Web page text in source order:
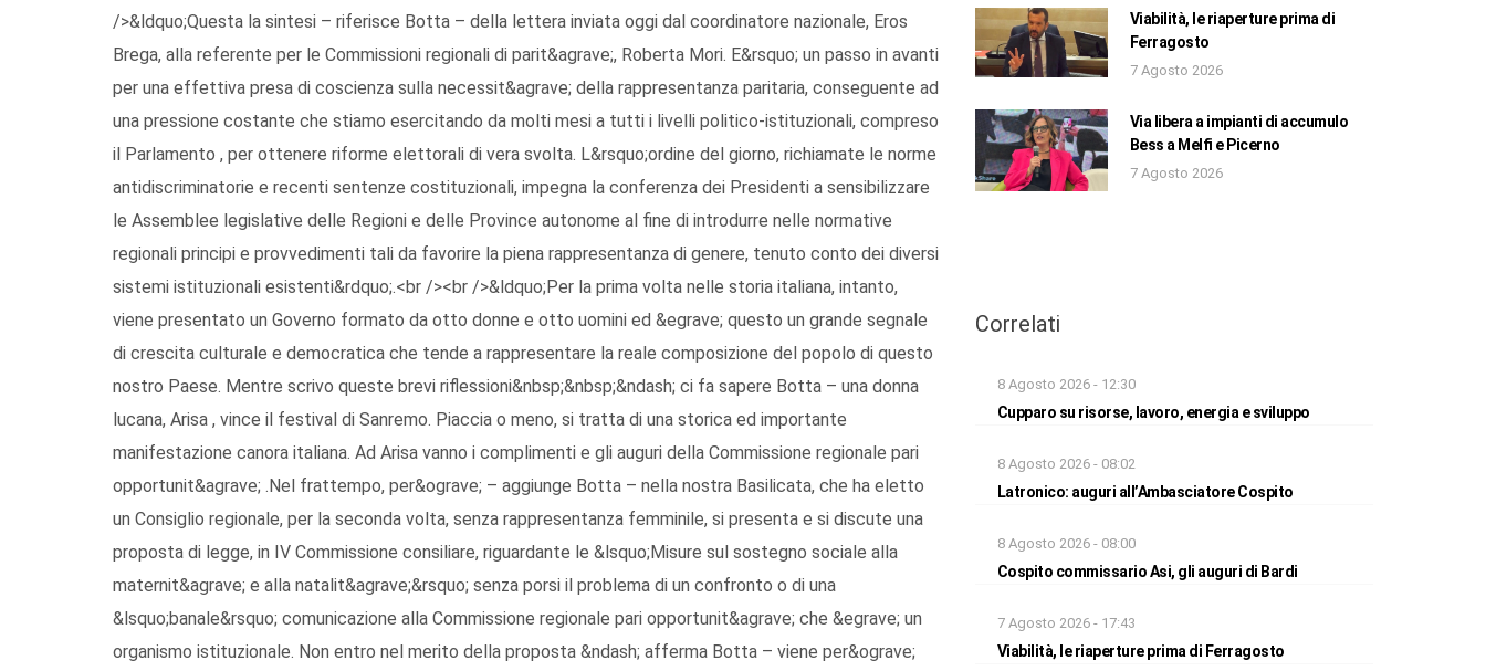
/>&ldquo;Questa la sintesi – riferisce Botta – della lettera inviata oggi dal coordinatore nazionale, Eros
Brega, alla referente per le Commissioni regionali di parit&agrave;, Roberta Mori. E&rsquo; un passo in avanti
per una effettiva presa di coscienza sulla necessit&agrave; della rappresentanza paritaria, conseguente ad
una pressione costante che stiamo esercitando da molti mesi a tutti i livelli politico-istituzionali, compreso
il Parlamento , per ottenere riforme elettorali di vera svolta. L&rsquo;ordine del giorno, richiamate le norme
antidiscriminatorie e recenti sentenze costituzionali, impegna la conferenza dei Presidenti a sensibilizzare
le Assemblee legislative delle Regioni e delle Province autonome al fine di introdurre nelle normative
regionali principi e provvedimenti tali da favorire la piena rappresentanza di genere, tenuto conto dei diversi
sistemi istituzionali esistenti&rdquo;.<br /><br />&ldquo;Per la prima volta nelle storia italiana, intanto,
viene presentato un Governo formato da otto donne e otto uomini ed &egrave; questo un grande segnale
di crescita culturale e democratica che tende a rappresentare la reale composizione del popolo di questo
nostro Paese. Mentre scrivo queste brevi riflessioni&nbsp;&nbsp;&ndash; ci fa sapere Botta – una donna
lucana, Arisa , vince il festival di Sanremo. Piaccia o meno, si tratta di una storica ed importante
manifestazione canora italiana. Ad Arisa vanno i complimenti e gli auguri della Commissione regionale pari
opportunit&agrave; .Nel frattempo, per&ograve; – aggiunge Botta – nella nostra Basilicata, che ha eletto
un Consiglio regionale, per la seconda volta, senza rappresentanza femminile, si presenta e si discute una
proposta di legge, in IV Commissione consiliare, riguardante le &lsquo;Misure sul sostegno sociale alla
maternit&agrave; e alla natalit&agrave;&rsquo; senza porsi il problema di un confronto o di una
&lsquo;banale&rsquo; comunicazione alla Commissione regionale pari opportunit&agrave; che &egrave; un
organismo istituzionale. Non entro nel merito della proposta &ndash; afferma Botta – viene per&ograve;
Viabilità, le riaperture prima di
Ferragosto
7 Agosto 2026
Via libera a impianti di accumulo
Bess a Melfi e Picerno
7 Agosto 2026
Correlati
8 Agosto 2026 - 12:30
Cupparo su risorse, lavoro, energia e sviluppo
8 Agosto 2026 - 08:02
Latronico: auguri all’Ambasciatore Cospito
8 Agosto 2026 - 08:00
Cospito commissario Asi, gli auguri di Bardi
7 Agosto 2026 - 17:43
Viabilità, le riaperture prima di Ferragosto